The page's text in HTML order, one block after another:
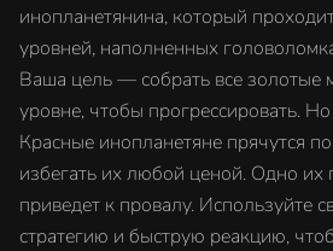
инопланетянина, который
уровней, наполненных
Ваша цель — собрать все золотые
уровне, чтобы прогрессировать.
Красные инопланетяне прячутся
избегать их любой ценой. Одно их
приведет к провалу. Используйте
стратегию и быструю реакцию,